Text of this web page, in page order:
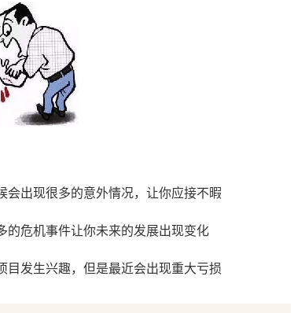
会出现很多的意外情况，让你应接不暇
的危机事件让你未来的发展出现变化
目发生兴趣，但是最近会出现重大亏损